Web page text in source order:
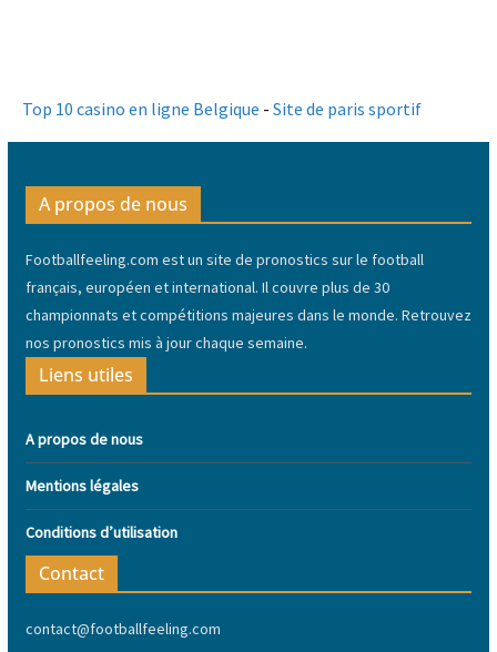
Top 10 casino en ligne Belgique - Site de paris sportif
A propos de nous
Footballfeeling.com est un site de pronostics sur le football
français, européen et international. Il couvre plus de 30
championnats et compétitions majeures dans le monde. Retrouvez
nos pronostics mis à jour chaque semaine.
Liens utiles
A propos de nous
Mentions légales
Conditions d’utilisation
Contact
contact@footballfeeling.com